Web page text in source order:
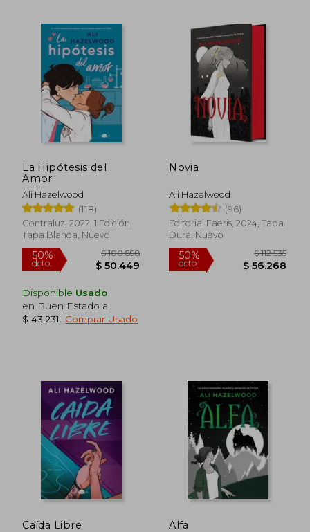
10%
dcto.
10%
dcto.
La Hipótesis del
Amor
Ali Hazelwood
(118)
Contraluz, 2022, 1 Edición,
Tapa Blanda, Nuevo
Disponible Usado
en Buen Estado a
$ 43.231
Comprar Usado
Novia
Ali Hazelwood
(96)
Editorial Faeris, 2024, Tapa
Dura, Nuevo
Caída Libre Alfa